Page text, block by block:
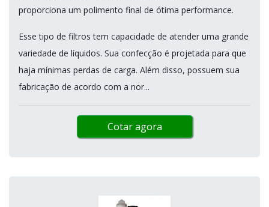
proporciona um polimento final de ótima performance.
Esse tipo de filtros tem capacidade de atender uma grande
variedade de líquidos. Sua confecção é projetada para que
haja mínimas perdas de carga. Além disso, possuem sua
fabricação de acordo com a nor...
Cotar agora